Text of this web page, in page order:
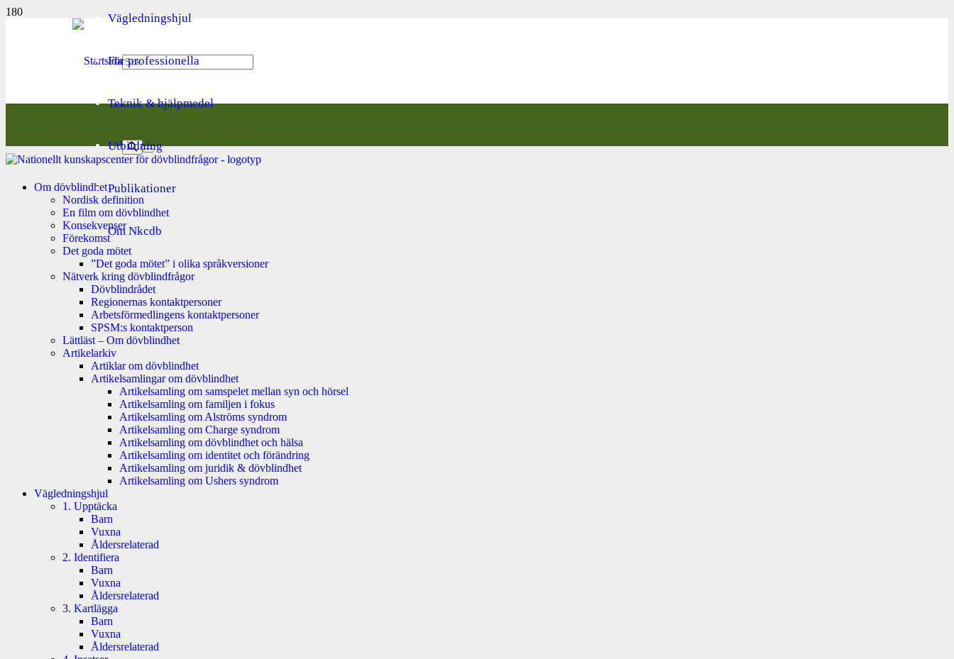
Vägledningshjul
För professionella
Teknik & hjälpmedel
Utbildning
Publikationer
Om Nkcdb
Om dövblindhet
Nordisk definition
En film om dövblindhet
Konsekvenser
Förekomst
Det goda mötet
”Det goda mötet” i olika språkversioner
Nätverk kring dövblindfrågor
Dövblindrådet
Regionernas kontaktpersoner
Arbetsförmedlingens kontaktpersoner
SPSM:s kontaktperson
Lättläst – Om dövblindhet
Artikelarkiv
Artiklar om dövblindhet
Artikelsamlingar om dövblindhet
Artikelsamling om samspelet mellan syn och hörsel
Artikelsamling om familjen i fokus
Artikelsamling om Alströms syndrom
Artikelsamling om Charge syndrom
Artikelsamling om dövblindhet och hälsa
Artikelsamling om identitet och förändring
Artikelsamling om juridik & dövblindhet
Artikelsamling om Ushers syndrom
Vägledningshjul
1. Upptäcka
Barn
Vuxna
Åldersrelaterad
2. Identifiera
Barn
Vuxna
Åldersrelaterad
3. Kartlägga
Barn
Vuxna
Åldersrelaterad